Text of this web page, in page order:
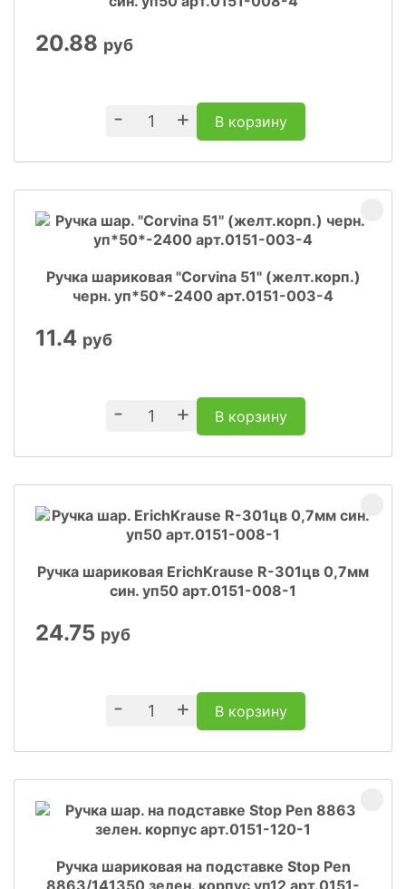
20.88 руб
- + В корзину
Ручка шариковая "Corvina 51" (желт.корп.)
черн. уп*50*-2400 арт.0151-003-4
11.4 руб
- + В корзину
Ручка шариковая ErichKrause R-301цв 0,7мм
син. уп50 арт.0151-008-1
24.75 руб
- + В корзину
Ручка шариковая на подставке Stop Pen